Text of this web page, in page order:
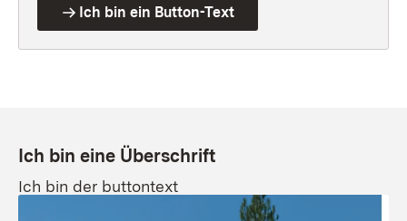
Ich bin ein Button-Text
Ich bin eine Überschrift
Ich bin der buttontext